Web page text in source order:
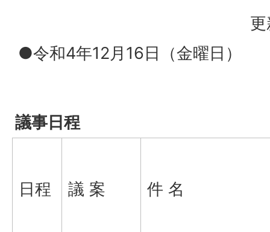
●令和4年12月16日（金曜日）
議事日程
日程 議 案 件 名